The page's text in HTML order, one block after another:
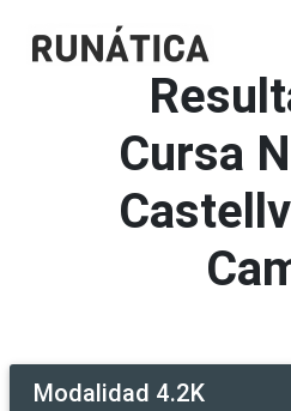
Cursa
Modalidad 4.2K